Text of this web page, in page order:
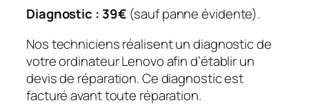
Diagnostic : 39€ (sauf panne évidente).
Nos techniciens réalisent un diagnostic de
votre ordinateur Lenovo afin d’établir un
devis de réparation. Ce diagnostic est
facturé avant toute réparation.